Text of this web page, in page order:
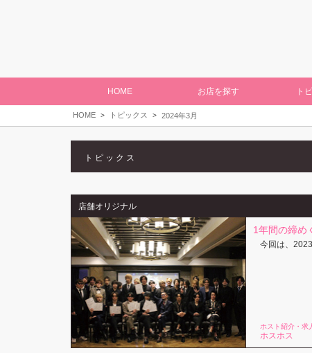
HOME お店を探す ト
HOME トピックス 2024年3月
トピックス
店舗オリジナル
1年間の締め
今回は、
ホスト紹介・求
ホスホス